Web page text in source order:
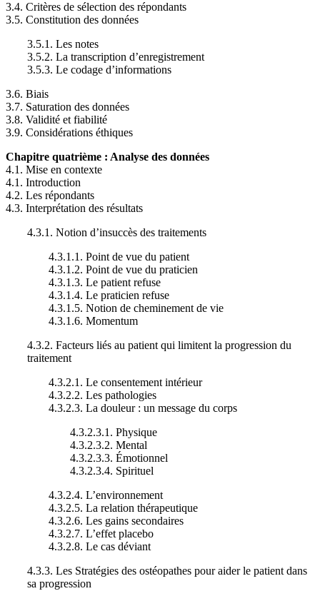
3.4. Critères de sélection des répondants
3.5. Constitution des données
3.5.1. Les notes
3.5.2. La transcription d’enregistrement
3.5.3. Le codage d’informations
3.6. Biais
3.7. Saturation des données
3.8. Validité et fiabilité
3.9. Considérations éthiques
Chapitre quatrième : Analyse des données
4.1. Mise en contexte
4.1. Introduction
4.2. Les répondants
4.3. Interprétation des résultats
4.3.1. Notion d’insuccès des traitements
4.3.1.1. Point de vue du patient
4.3.1.2. Point de vue du praticien
4.3.1.3. Le patient refuse
4.3.1.4. Le praticien refuse
4.3.1.5. Notion de cheminement de vie
4.3.1.6. Momentum
4.3.2. Facteurs liés au patient qui limitent la progression du
traitement
4.3.2.1. Le consentement intérieur
4.3.2.2. Les pathologies
4.3.2.3. La douleur : un message du corps
4.3.2.3.1. Physique
4.3.2.3.2. Mental
4.3.2.3.3. Émotionnel
4.3.2.3.4. Spirituel
4.3.2.4. L’environnement
4.3.2.5. La relation thérapeutique
4.3.2.6. Les gains secondaires
4.3.2.7. L’effet placebo
4.3.2.8. Le cas déviant
4.3.3. Les Stratégies des ostéopathes pour aider le patient dans
sa progression